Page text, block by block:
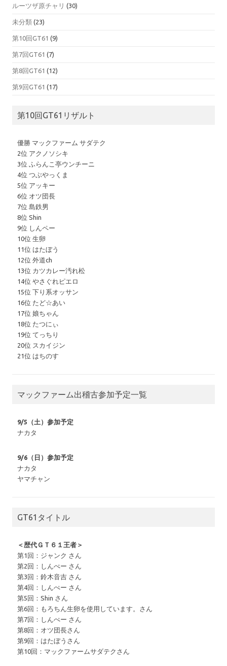
ルーツザ原チャリ (30)
未分類 (23)
第10回GT61 (9)
第7回GT61 (7)
第8回GT61 (12)
第9回GT61 (17)
第10回GT61リザルト
優勝 マックファーム サダテク
2位 アクノソシキ
3位 ふらんこ亭ウンチーニ
4位 つぶやっくま
5位 アッキー
6位 オツ団長
7位 島鉄男
8位 Shin
9位 しんペー
10位 生卵
11位 はたぼう
12位 外道ch
13位 カツカレー汚れ松
14位 やさぐれピエロ
15位 下り系オッサン
16位 たど☆あい
17位 娘ちゃん
18位 たつにぃ
19位 てっちり
20位 スカイジン
21位 はちのす
マックファーム出稽古参加予定一覧
9/5（土）参加予定
ナカタ
9/6（日）参加予定
ナカタ
ヤマチャン
GT61タイトル
＜歴代ＧＴ６１王者＞
第1回：ジャンク さん
第2回：しんぺー さん
第3回：鈴木音吉 さん
第4回：しんぺー さん
第5回：Shin さん
第6回：もろちん生卵を使用しています。さん
第7回：しんぺー さん
第8回：オツ団長さん
第9回：はたぼうさん
第10回：マックファームサダテクさん